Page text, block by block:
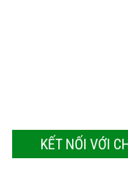
KẾT NỐI VỚI